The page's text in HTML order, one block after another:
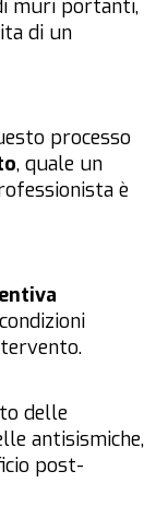
muri portanti,
di un
processo
, quale un
è
delle
antisismiche,
post-